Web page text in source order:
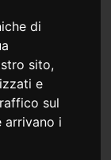
di
sito,
e
sul
arrivano i